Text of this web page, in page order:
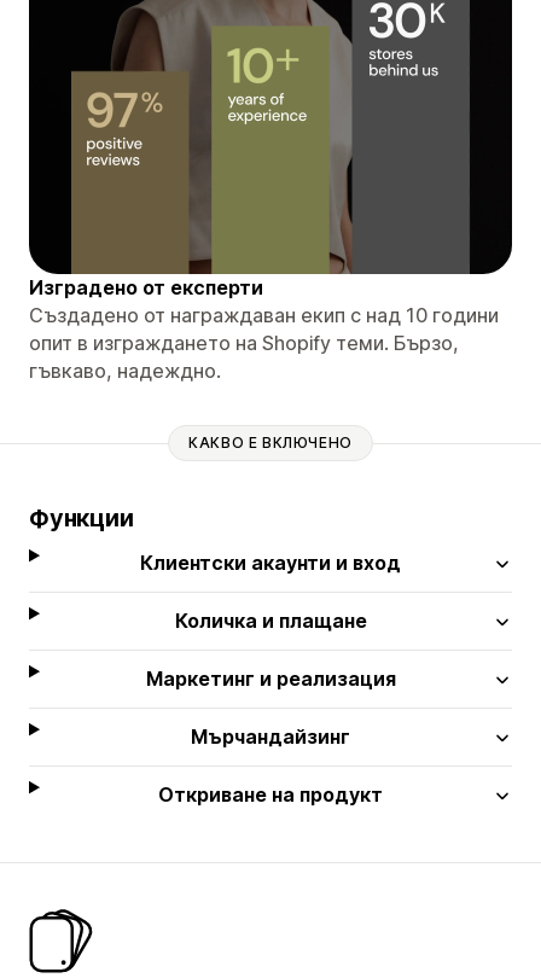
Изградено от експерти
Създадено от награждаван екип с над 10 години
опит в изграждането на Shopify теми. Бързо,
гъвкаво, надеждно.
КАКВО Е ВКЛЮЧЕНО
Функции
Клиентски акаунти и вход
Количка и плащане
Маркетинг и реализация
Мърчандайзинг
Откриване на продукт